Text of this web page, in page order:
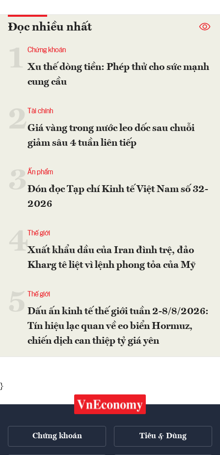
Đọc nhiều nhất
Chứng khoán
Xu thế dòng tiền: Phép thử cho sức mạnh
cung cầu
2 Tài chính
Giá vàng trong nước leo dốc sau chuỗi
giảm sâu 4 tuần liên tiếp
Ấn phẩm
Đón đọc Tạp chí Kinh tế Việt Nam số 32-
2026
4 Thế giới
Xuất khẩu dầu của Iran đình trệ, đảo
Kharg tê liệt vì lệnh phong tỏa của Mỹ
Thế giới
Dấu ấn kinh tế thế giới tuần 2-8/8/2026:
Tín hiệu lạc quan về eo biển Hormuz,
chiến dịch can thiệp tỷ giá yên
}
Chứng khoán Tiêu & Dùng